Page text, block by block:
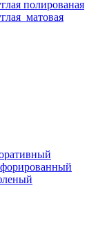
полированая
матовая